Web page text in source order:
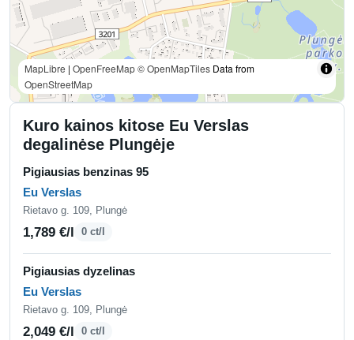
MapLibre | OpenFreeMap© OpenMapTiles Data from
OpenStreetMap
Kuro kainos kitose Eu Verslas
degalinėse Plungėje
Pigiausias benzinas 95
Eu Verslas
Rietavo g. 109, Plungė
1,789 €/l 0 ct/l
Pigiausias dyzelinas
Eu Verslas
Rietavo g. 109, Plungė
2,049 €/l 0 ct/l